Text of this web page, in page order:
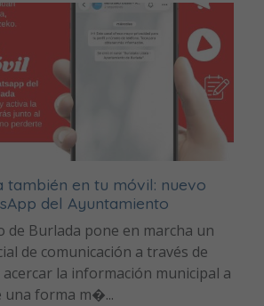
también en tu móvil: nuevo
del Ayuntamiento
de Burlada pone en marcha un
de comunicación a través de
la información municipal a
una forma m�...